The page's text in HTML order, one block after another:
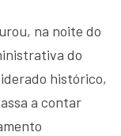
na noite do
do
histórico,
a contar